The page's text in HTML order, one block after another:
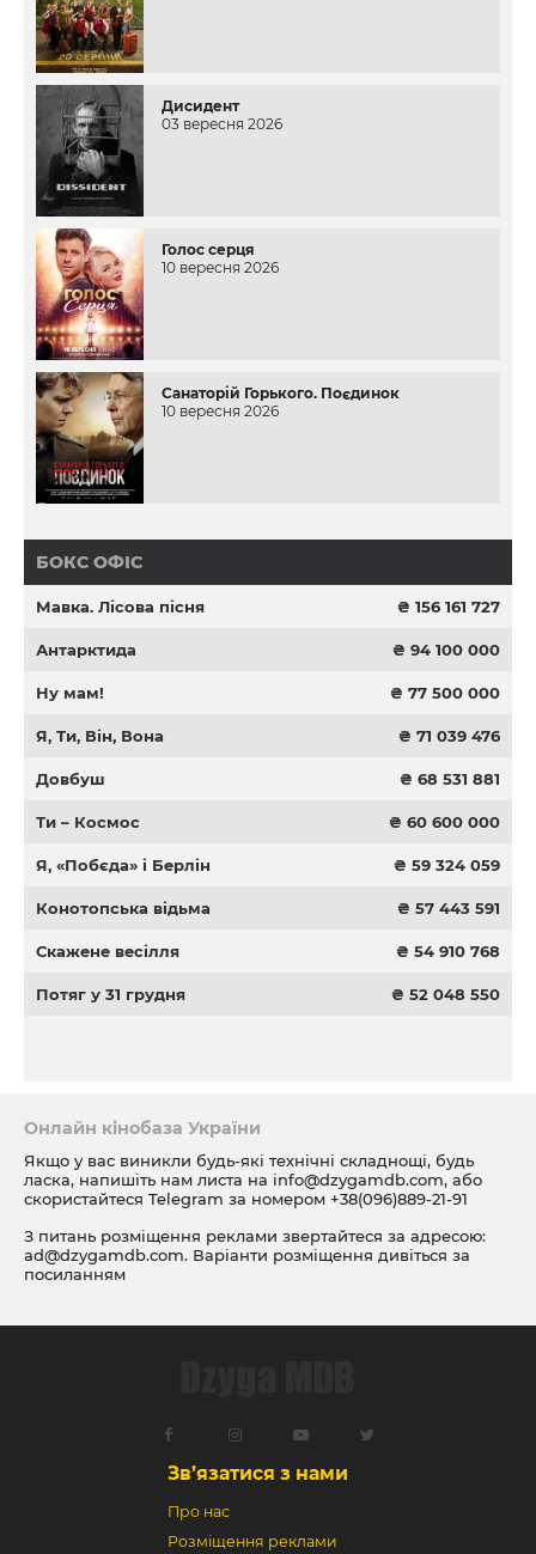
Дисидент
03 вересня 2026
Голос серця
10 вересня 2026
Санаторій Горького. Поєдинок
10 вересня 2026
БОКС ОФІС
Мавка. Лісова пісня ₴ 156 161 727
Антарктида ₴ 94 100 000
Ну мам! ₴ 77 500 000
Я, Ти, Він, Вона ₴ 71 039 476
Довбуш ₴ 68 531 881
Ти – Космос ₴ 60 600 000
Я, «Побєда» і Берлін ₴ 59 324 059
Конотопська відьма ₴ 57 443 591
Скажене весілля ₴ 54 910 768
Потяг у 31 грудня ₴ 52 048 550
Онлайн кінобаза України
Якщо у вас виникли будь-які технічні складнощі, будь
ласка, напишіть нам листа на info@dzygamdb.com, або
скористайтеся Telegram за номером +38(096)889-21-91
З питань розміщення реклами звертайтеся за адресою:
ad@dzygamdb.com. Варіанти розміщення дивіться за
посиланням
Зв’язатися з нами
Про нас
Розміщення реклами